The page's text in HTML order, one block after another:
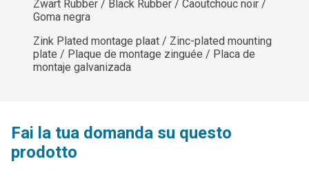
Zwart Rubber / Black Rubber / Caoutchouc noir /
Goma negra
Zink Plated montage plaat / Zinc-plated mounting
plate / Plaque de montage zinguée / Placa de
montaje galvanizada
Fai la tua domanda su questo
prodotto